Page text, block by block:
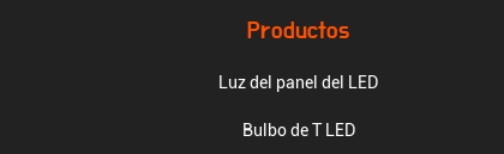
Productos
Luz del panel del LED
Bulbo de T LED